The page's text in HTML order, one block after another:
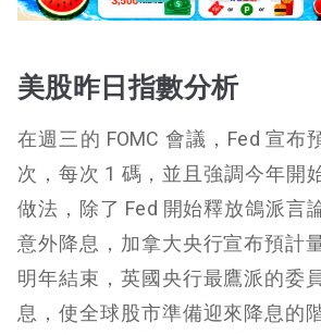
美股昨日指數分析
在週三的 FOMC 會議，Fed 宣布
次，每次 1 碼，並且強調今年開
做法，除了 Fed 開始釋放鴿派言
意外降息，加拿大央行宣布預計
明年結束，英國央行最鷹派的委
息，使全球股市準備迎來降息的